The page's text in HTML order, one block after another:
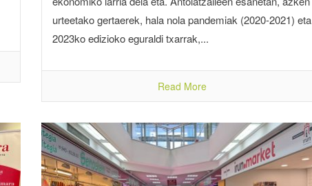
urteetako gertaerek, hala nola pandemiak (2020-2021) eta
2023ko edizioko eguraldi txarrak,...
Read More